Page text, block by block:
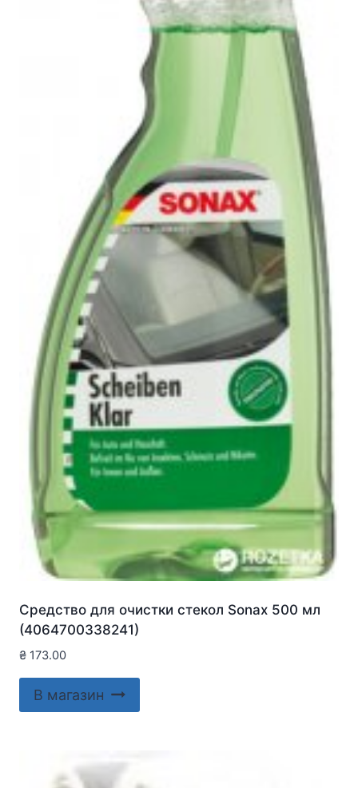
Средство для очистки стекол Sonax 500 мл
(4064700338241)
₴ 173.00
В магазин